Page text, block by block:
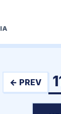
← PREV